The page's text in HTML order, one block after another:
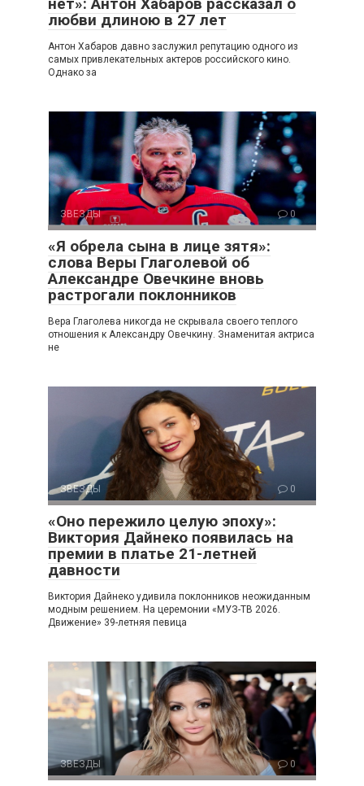
нет»: Антон Хабаров рассказал о
любви длиною в 27 лет
Антон Хабаров давно заслужил репутацию одного из
самых привлекательных актеров российского кино.
Однако за
ЗВЕЗДЫ 0
«Я обрела сына в лице зятя»:
слова Веры Глаголевой об
Александре Овечкине вновь
растрогали поклонников
Вера Глаголева никогда не скрывала своего теплого
отношения к Александру Овечкину. Знаменитая актриса
не
ЗВЕЗДЫ 0
«Оно пережило целую эпоху»:
Виктория Дайнеко появилась на
премии в платье 21-летней
давности
Виктория Дайнеко удивила поклонников неожиданным
модным решением. На церемонии «МУЗ-ТВ 2026.
Движение» 39-летняя певица
ЗВЕЗДЫ 0